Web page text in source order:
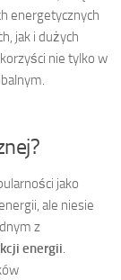
energetycznych
jak i dużych
nie tylko w
jako
ale niesie
z
energii.